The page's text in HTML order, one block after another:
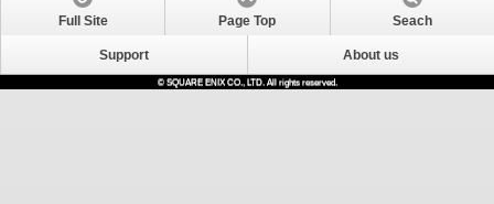
Full Site Page Top Seach
Support About us
© SQUARE ENIX CO., LTD. All rights reserved.